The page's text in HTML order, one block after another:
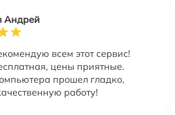
Андрей
всем этот сервис!
цены приятные.
прошел гладко,
работу!